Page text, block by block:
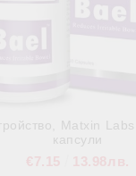
Matxin
капсули